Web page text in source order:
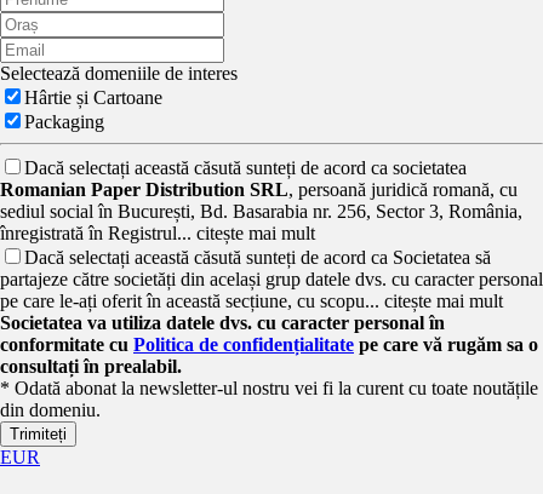
Selectează domeniile de interes
Hârtie și Cartoane
Packaging
Dacă selectați această căsută sunteți de acord ca societatea
Romanian Paper Distribution SRL, persoană juridică romană, cu
sediul social în București, Bd. Basarabia nr. 256, Sector 3, România,
înregistrată în Registrul... citește mai mult
Dacă selectați această căsută sunteți de acord ca Societatea să
partajeze către societăți din același grup datele dvs. cu caracter personal
pe care le-ați oferit în această secțiune, cu scopu... citește mai mult
Societatea va utiliza datele dvs. cu caracter personal în
conformitate cu Politica de confidențialitate pe care vă rugăm sa o
consultați în prealabil.
* Odată abonat la newsletter-ul nostru vei fi la curent cu toate noutățile
din domeniu.
Trimiteți
EUR